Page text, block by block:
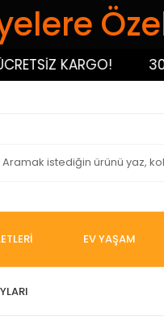
KARGO! 3000
EV YAŞAM